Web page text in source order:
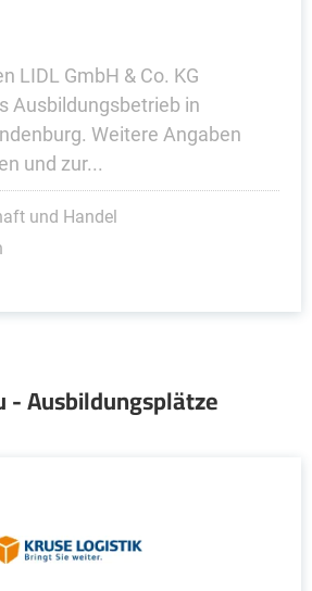
LIDL GmbH & Co. KG
Ausbildungsbetrieb in
Weitere Angaben
und zur...
und Handel
- Ausbildungsplätze